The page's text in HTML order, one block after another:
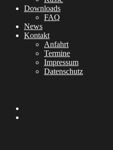
Downloads
FAQ
News
Kontakt
Anfahrt
Termine
Impressum
Datenschutz